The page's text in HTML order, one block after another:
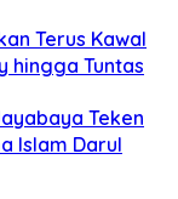
Terus Kawal
hingga Tuntas
Teken
Islam Darul